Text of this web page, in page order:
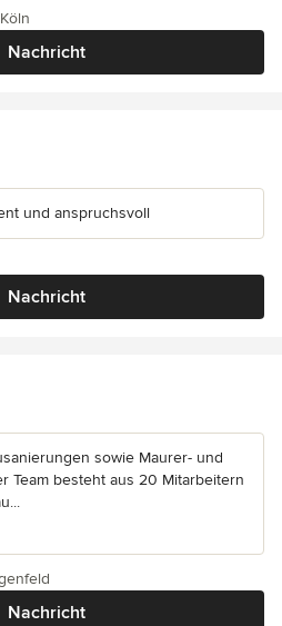
Nachricht
und anspruchsvoll
Nachricht
sowie Maurer- und
Team besteht aus 20 Mitarbeitern
Nachricht